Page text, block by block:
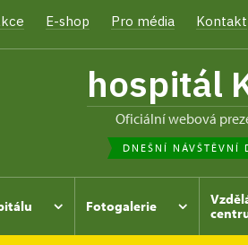
E-shop Pro média Kontakt
hospitál
oficiální webová
DNEŠNÍ NÁVŠTĚVNÍ
Fotogalerie